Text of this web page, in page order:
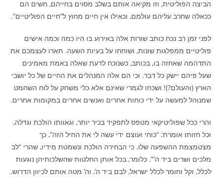
הביצה הפוליטית, וזו מקיאה אותם בשלב מסוים בחייהם, חשים הם
ככאלה שחרב עליהם עולמם, וכאילו אין חיים מחוץ ל”חיים הפוליטיים”.
לפני זמן רב נכח כותב שורות אלה באירוע בו היו כמה וכמה אישים
פוליטיים ממפלגות שונות, ושוחחו על בעיות השעה. תארו לעצמכם את
התדהמה שאחזה בו, בכותב, כשנוכח לדעת שאלה באמת מאמינים
שעל פיהם יישק כל דבר. וכי הם אלה המנהלים את החיים של כל יושבי
הארץ (והעולם?)! ושכחו לגמרי שאינם אלא כלי משחק על לוח השחמט
שמנוהל למעשה על ידי כוחות אחרים ואנשים אחרים במקומות אחרים.
והרי ככל שפוליטיקאי מטפס לתפקיד בכיר יותר, וגאוותו הולכת וגדלה,
וכל חזותו אומרת: “כוחי ועוצם ידי עשה לי את החיל הזה”, כך
מצטמצמת ההשפעה שלו. כי הבחירה הולכת ונשמטת מידיו, שהרי “לב
מלכים ושרים ביד ה'”. כלומר, בכל אותן החלטות שהשלכותיהן נוגעות
לכלל, וקל וחומר לכלל ישראל, לבם ביד ה’, וה’ מטה אותם לכיוון הדרוש.